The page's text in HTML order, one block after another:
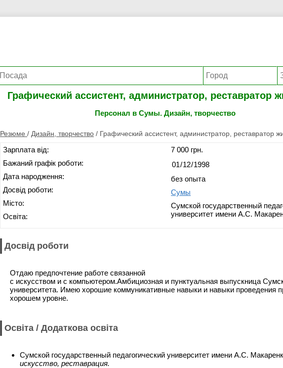
Графический ассистент, администратор, реставратор
Персонал в Сумы. Дизайн, творчество
Резюме / Дизайн, творчество / Графический ассистент, администратор, реставратор
Зарплата від:
Бажаний графік роботи:
Дата народження:
Досвід роботи:
Місто:
Освіта:
7 000 грн.
без опыта
Сумы
Сумской государственный
университет имени А.С.
Досвід роботи
Отдаю предпочтение работе связанной
с искусством и с компьютером.Амбициозная и пунктуальная выпускница
университета. Имею хорошие коммуникативные навыки и навыки проведения
хорошем уровне.
Освіта / Додаткова освіта
Сумской государственный педагогический университет имени А.С.
искусство, реставрация.